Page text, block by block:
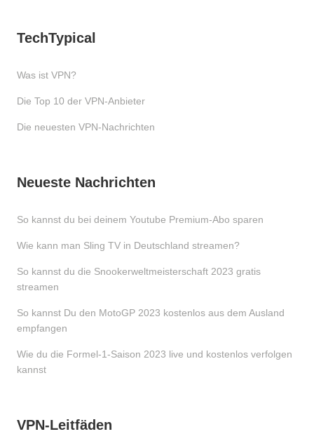
TechTypical
Was ist VPN?
Die Top 10 der VPN-Anbieter
Die neuesten VPN-Nachrichten
Neueste Nachrichten
So kannst du bei deinem Youtube Premium-Abo sparen
Wie kann man Sling TV in Deutschland streamen?
So kannst du die Snookerweltmeisterschaft 2023 gratis
streamen
So kannst Du den MotoGP 2023 kostenlos aus dem Ausland
empfangen
Wie du die Formel-1-Saison 2023 live und kostenlos verfolgen
kannst
VPN-Leitfäden